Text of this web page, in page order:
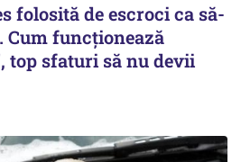
folosită de escroci ca să-
Cum funcționează
top sfaturi să nu devii